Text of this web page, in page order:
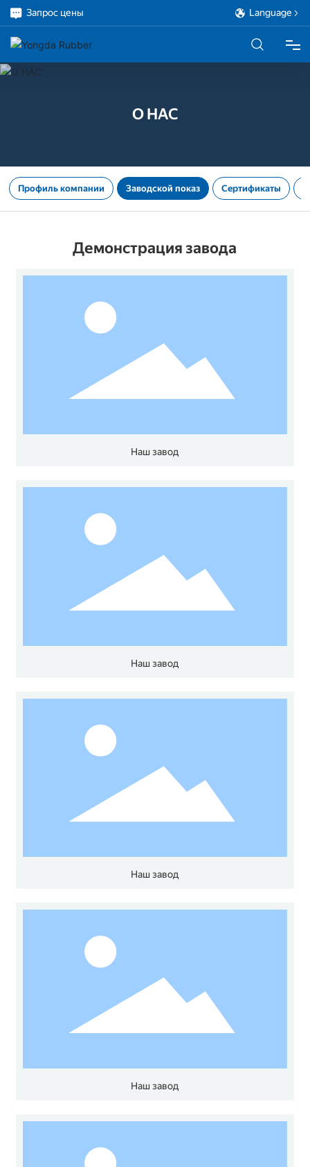
Запрос цены Language
О НАС
ПРОЕКТ
ОБСЛУЖИВАНИЕ
О НАС
Профиль компании Заводской показ Сертификаты
Демонстрация завода
Наш завод
Наш завод
Наш завод
Наш завод